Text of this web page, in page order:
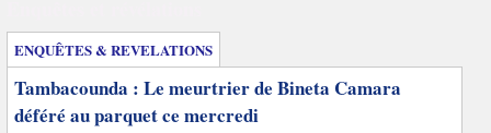
ENQUÊTES & REVELATIONS
Tambacounda : Le meurtrier de Bineta Camara
déféré au parquet ce mercredi